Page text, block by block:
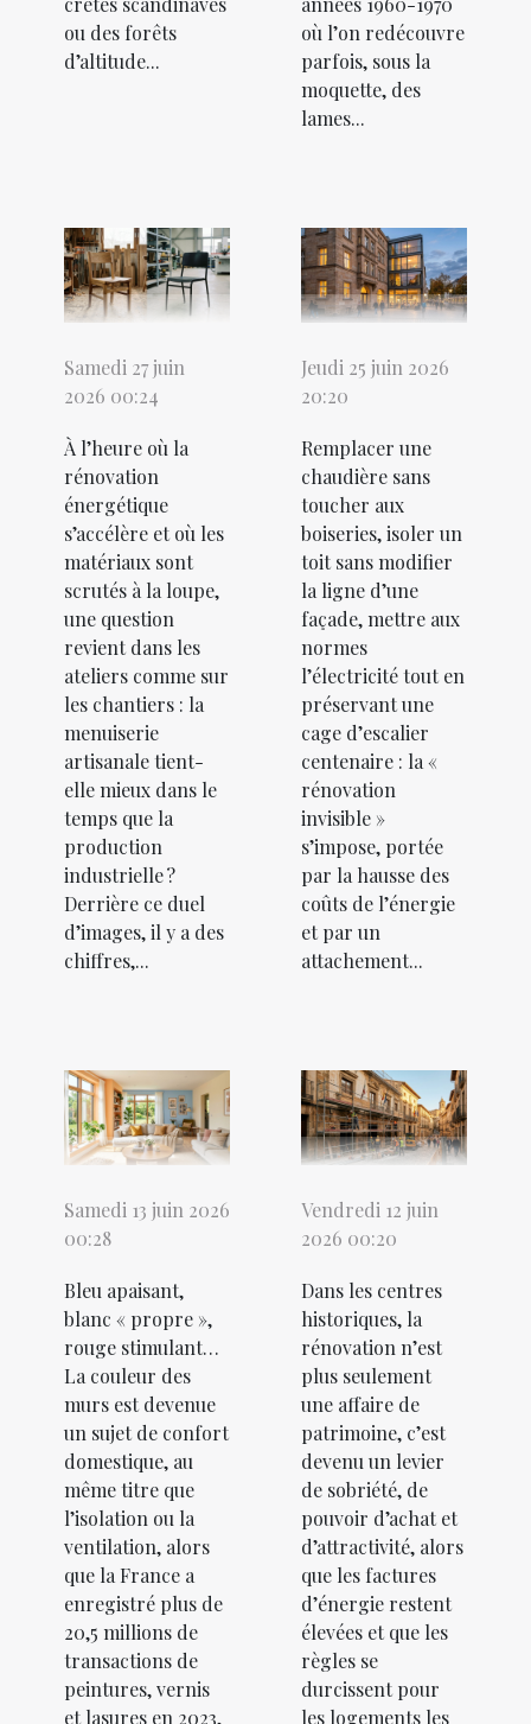
ou des forêts
d’altitude...
où l’on redécouvre
parfois, sous la
moquette, des
lames...
Samedi 27 juin
2026 00:24
À l’heure où la
rénovation
énergétique
s’accélère et où les
matériaux sont
scrutés à la loupe,
une question
revient dans les
ateliers comme sur
les chantiers : la
menuiserie
artisanale tient-
elle mieux dans le
temps que la
production
industrielle ?
Derrière ce duel
d’images, il y a des
chiffres,...
Jeudi 25 juin 2026
20:20
Remplacer une
chaudière sans
toucher aux
boiseries, isoler un
toit sans modifier
la ligne d’une
façade, mettre aux
normes
l’électricité tout en
préservant une
cage d’escalier
centenaire : la «
rénovation
invisible »
s’impose, portée
par la hausse des
coûts de l’énergie
et par un
attachement...
Samedi 13 juin 2026
00:28
Bleu apaisant,
blanc « propre »,
rouge stimulant…
La couleur des
murs est devenue
un sujet de confort
domestique, au
même titre que
l’isolation ou la
ventilation, alors
que la France a
enregistré plus de
20,5 millions de
transactions de
peintures, vernis
et lasures en 2023,
Vendredi 12 juin
2026 00:20
Dans les centres
historiques, la
rénovation n’est
plus seulement
une affaire de
patrimoine, c’est
devenu un levier
de sobriété, de
pouvoir d’achat et
d’attractivité, alors
que les factures
d’énergie restent
élevées et que les
règles se
durcissent pour
les logements les